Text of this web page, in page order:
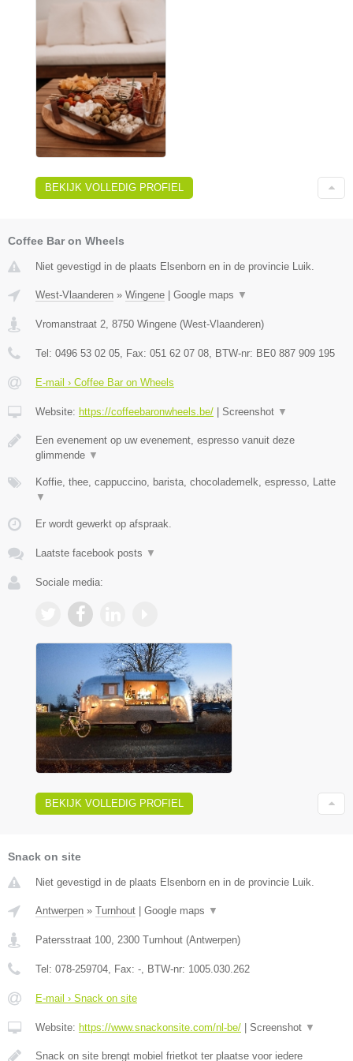
BEKIJK VOLLEDIG PROFIEL
Coffee Bar on Wheels
Niet gevestigd in de plaats Elsenborn en in de provincie Luik.
West-Vlaanderen » Wingene | Google maps ▼
Vromanstraat 2 8750 Wingene (West-Vlaanderen)
Tel: 0496 53 02 05 , Fax: 051 62 07 08 , BTW-nr: BE0 887 909 195
E-mail › Coffee Bar on Wheels
Website: https://coffeebaronwheels.be/ | Screenshot ▼
Een evenement op uw evenement, espresso vanuit deze
glimmende ▼
Koffie, thee, cappuccino, barista, chocolademelk, espresso, Latte
▼
Er wordt gewerkt op afspraak.
Laatste facebook posts ▼
Sociale media:
BEKIJK VOLLEDIG PROFIEL
Snack on site
Niet gevestigd in de plaats Elsenborn en in de provincie Luik.
Antwerpen » Turnhout Google maps ▼
Patersstraat 100, 2300 Turnhout (Antwerpen)
Tel: 078-259704, Fax: -, BTW-nr: 1005.030.262
E-mail › Snack on site
Website: https://www.snackonsite.com/nl-be/ Screenshot ▼
Snack on site brengt mobiel frietkot ter plaatse voor iedere